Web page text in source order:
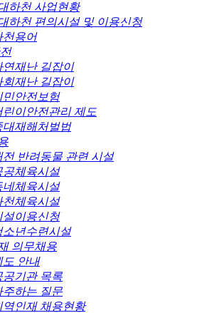
하천 사업현황
하천 편의시설 및 이용신청
천용어
연재난 길잡이
회재난 길잡이
민안전보험
린이안전관리 제도
대재해처벌법
전 반려동물 관련 시설
공체육시설
네체육시설
천체육시설
설이용신청
소년수련시설
의무채용
도 안내
공기관 목록
주하는 질문
역인재 채용현황